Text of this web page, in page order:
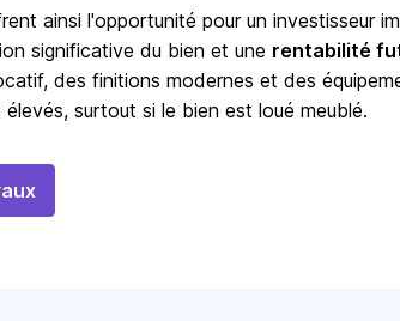
ainsi l'opportunité pour un investisseur
significative du bien et une rentabilité
des finitions modernes et des
surtout si le bien est loué meublé.